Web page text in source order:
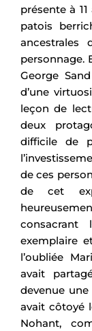
présente à
patois
ancestrales
personnage.
George
d’une
leçon de
deux
difficile de
de ces
de cet
consacrant
exemplaire
l’oubliée
avait
devenue
avait côtoyé
Nohant,